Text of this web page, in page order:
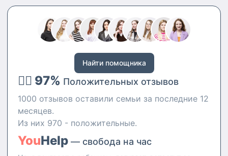
Найти помощника
👍🏻 97% Положительных отзывов
1000 отзывов оставили семьи за последние 12
месяцев.
Из них 970 - положительные.
YouHelp — свобода на час